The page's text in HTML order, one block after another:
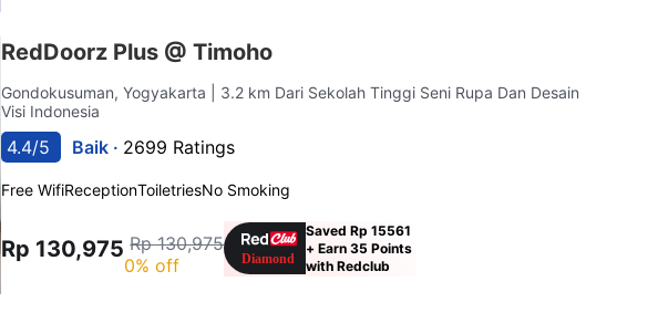
RedDoorz Plus @ Timoho
Gondokusuman, Yogyakarta
| 3.2 km Dari Sekolah Tinggi Seni Rupa Dan Desain
Visi Indonesia
4.4/5 Baik · 2699 Ratings
Free WifiReceptionToiletriesNo Smoking
Rp 130,975 Rp 130,975
0% off
Saved Rp 15561
+ Earn 35 Points
with Redclub